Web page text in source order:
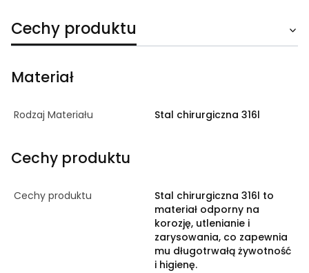
Cechy produktu
Materiał
Rodzaj Materiału Stal chirurgiczna 316l
Cechy produktu
Cechy produktu
Stal chirurgiczna 316l to
materiał odporny na
korozję, utlenianie i
zarysowania, co zapewnia
mu długotrwałą żywotność
i higienę.